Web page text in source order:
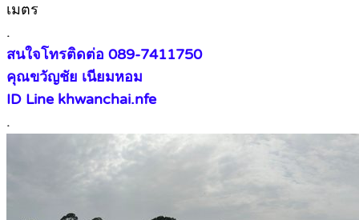
เมตร
.
สนใจโทรติดต่อ 089-7411750
คุณขวัญชัย เนียมหอม
ID Line khwanchai.nfe
.